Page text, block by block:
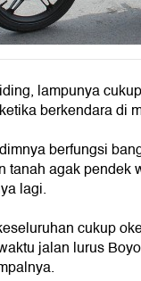
lampunya
berkendara di
berfungsi
tanah agak
lagi.
cukup
jalan lurus